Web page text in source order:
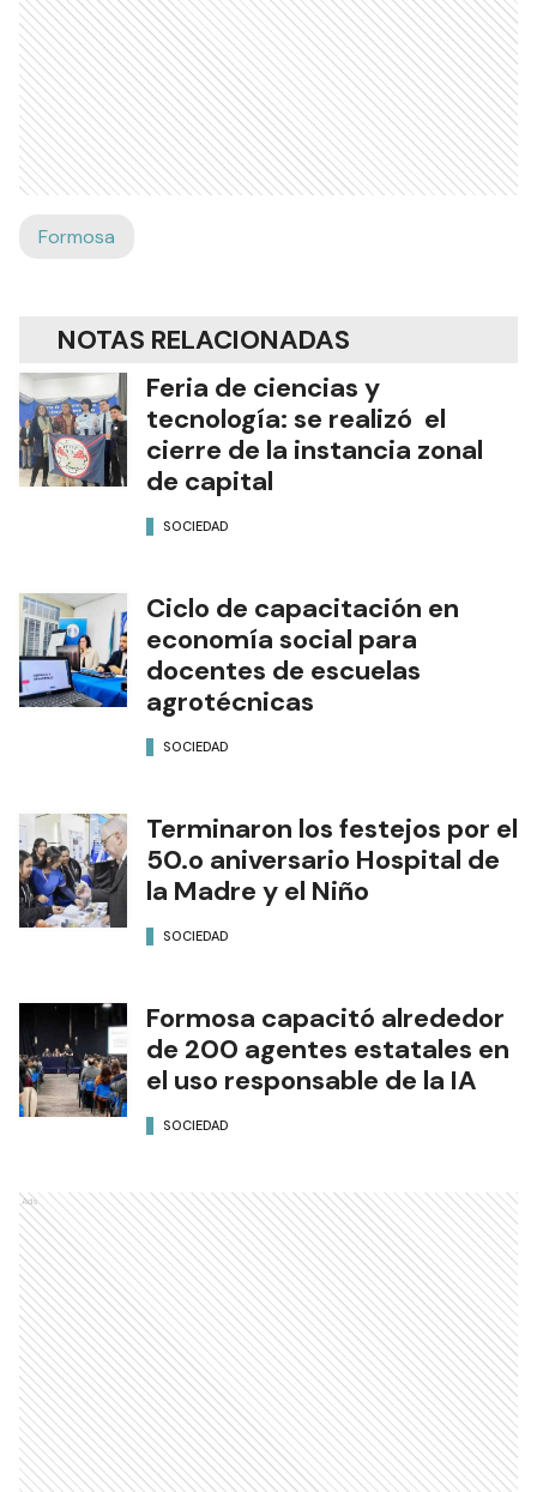
Formosa
NOTAS RELACIONADAS
Feria de ciencias y
tecnología: se realizó el
cierre de la instancia zonal
de capital
SOCIEDAD
Ciclo de capacitación en
economía social para
docentes de escuelas
agrotécnicas
SOCIEDAD
Terminaron los festejos por el
50.o aniversario Hospital de
la Madre y el Niño
SOCIEDAD
Formosa capacitó alrededor
de 200 agentes estatales en
el uso responsable de la IA
SOCIEDAD
Ads